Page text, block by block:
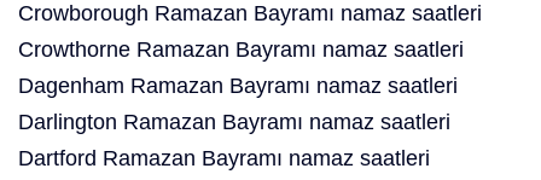
Crowborough Ramazan Bayramı namaz saatleri
Crowthorne Ramazan Bayramı namaz saatleri
Dagenham Ramazan Bayramı namaz saatleri
Darlington Ramazan Bayramı namaz saatleri
Dartford Ramazan Bayramı namaz saatleri